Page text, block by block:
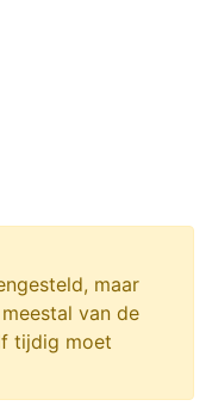
maar
van de
tijdig moet